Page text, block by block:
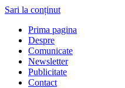
Sari la conținut
Prima pagina
Despre
Comunicate
Newsletter
Publicitate
Contact